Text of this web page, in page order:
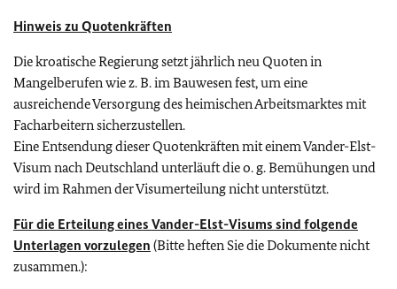
Hinweis zu Quotenkräften
Die kroatische Regierung setzt jährlich neu Quoten in
Mangelberufen wie z. B. im Bauwesen fest, um eine
ausreichende Versorgung des heimischen Arbeitsmarktes mit
Facharbeitern sicherzustellen.
Eine Entsendung dieser Quotenkräften mit einem Vander-Elst-
Visum nach Deutschland unterläuft die o. g. Bemühungen und
wird im Rahmen der Visumerteilung nicht unterstützt.
Für die Erteilung eines Vander-Elst-Visums sind folgende
Unterlagen vorzulegen (Bitte heften Sie die Dokumente nicht
zusammen.):